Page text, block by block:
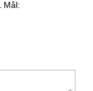
Mål: